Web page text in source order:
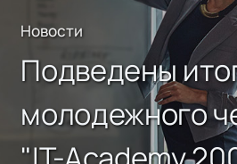
Новости
Подведены
молодежного